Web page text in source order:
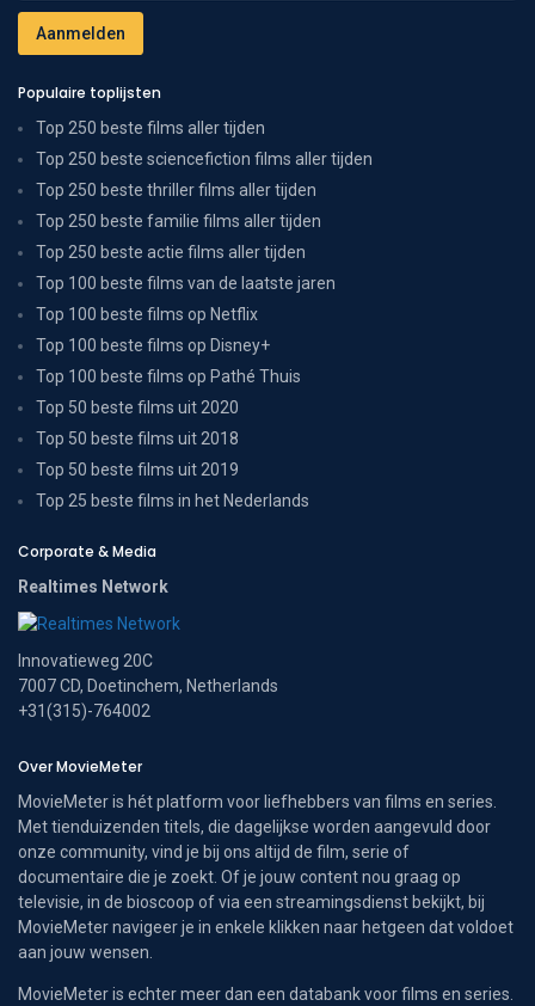
Populaire toplijsten
Top 250 beste films aller tijden
Top 250 beste sciencefiction films aller tijden
Top 250 beste thriller films aller tijden
Top 250 beste familie films aller tijden
Top 250 beste actie films aller tijden
Top 100 beste films van de laatste jaren
Top 100 beste films op Netflix
Top 100 beste films op Disney+
Top 100 beste films op Pathé Thuis
Top 50 beste films uit 2020
Top 50 beste films uit 2018
Top 50 beste films uit 2019
Top 25 beste films in het Nederlands
Corporate & Media
Realtimes Network
Innovatieweg 20C
7007 CD, Doetinchem, Netherlands
+31(315)-764002
Over MovieMeter
MovieMeter is hét platform voor liefhebbers van films en series.
Met tienduizenden titels, die dagelijkse worden aangevuld door
onze community, vind je bij ons altijd de film, serie of
documentaire die je zoekt. Of je jouw content nou graag op
televisie, in de bioscoop of via een streamingsdienst bekijkt, bij
MovieMeter navigeer je in enkele klikken naar hetgeen dat voldoet
aan jouw wensen.
MovieMeter is echter meer dan een databank voor films en series.